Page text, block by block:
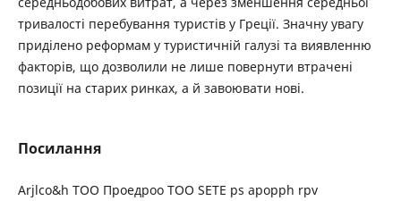
тривалості перебування туристів у Греції. Значну увагу
приділено реформам у туристичній галузі та виявленню
факторів, що дозволили не лише повернути втрачені
позиції на старих ринках, а й завоювати нові.
Посилання
Arjlco&h TOO Проедроо TOO SETE ps apopph rpv